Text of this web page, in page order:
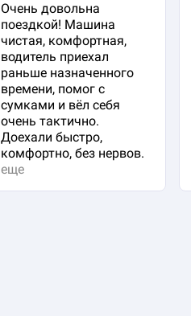
Очень довольна
поездкой! Машина
чистая, комфортная,
водитель приехал
раньше назначенного
времени, помог с
сумками и вёл себя
очень тактично.
Доехали быстро,
комфортно, без нервов.
еще